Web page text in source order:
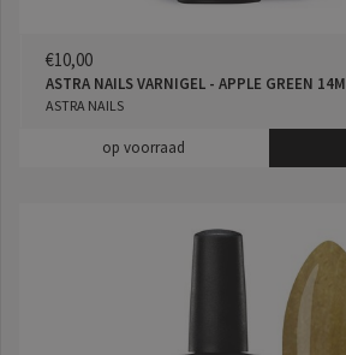
€10,00
ASTRA NAILS VARNIGEL - APPLE GREEN
ASTRA NAILS
op voorraad